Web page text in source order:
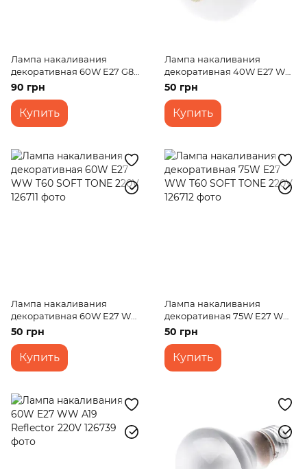
Лампа накаливания
декоративная 60W E27 G80
220V
90 грн
Купить
Лампа накаливания
декоративная 40W E27 WW
T60 SOFT TONE 220V
50 грн
Купить
Лампа накаливания
декоративная 60W E27 WW
T60 SOFT TONE 220V
50 грн
Купить
Лампа накаливания
декоративная 75W E27 WW
T60 SOFT TONE 220V
50 грн
Купить